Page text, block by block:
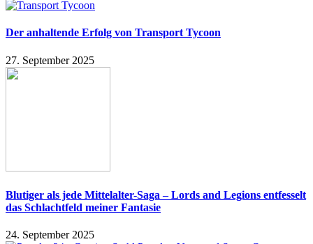
Der anhaltende Erfolg von Transport Tycoon
27. September 2025
Blutiger als jede Mittelalter-Saga – Lords and Legions entfesselt
das Schlachtfeld meiner Fantasie
24. September 2025